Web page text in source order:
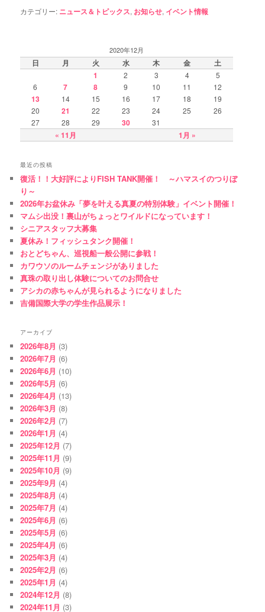
カテゴリー: ニュース＆トピックス, お知らせ, イベント情報
2020年12月
日 月 火 水 木 金 土
« 11月 1月 »
1 2 3 4
5
6
7 8 9 10 11 12
13 14 15 16 17 18
19
20
21 22 23 24 25
26
27
28 29 30 31
最近の投稿
復活！！大好評によりFISH TANK開催！ ～ハマスイのつりぼ
り～
2026年お盆休み「夢を叶える真夏の特別体験」イベント開催！
マムシ出没！裏山がちょっとワイルドになっています！
シニアスタッフ大募集
夏休み！フィッシュタンク開催！
おとどちゃん、巡視船一般公開に参戦！
カワウソのルームチェンジがありました
真珠の取り出し体験についてのお問合せ
アシカの赤ちゃんが見られるようになりました
吉備国際大学の学生作品展示！
アーカイブ
2026年8月 (3)
2026年7月 (6)
2026年6月 (10)
2026年5月 (6)
2026年4月 (13)
2026年3月 (8)
2026年2月 (7)
2026年1月 (4)
2025年12月 (7)
2025年11月 (9)
2025年10月 (9)
2025年9月 (4)
2025年8月 (4)
2025年7月 (4)
2025年6月 (6)
2025年5月 (6)
2025年4月 (6)
2025年3月 (4)
2025年2月 (6)
2025年1月 (4)
2024年12月 (8)
2024年11月 (3)